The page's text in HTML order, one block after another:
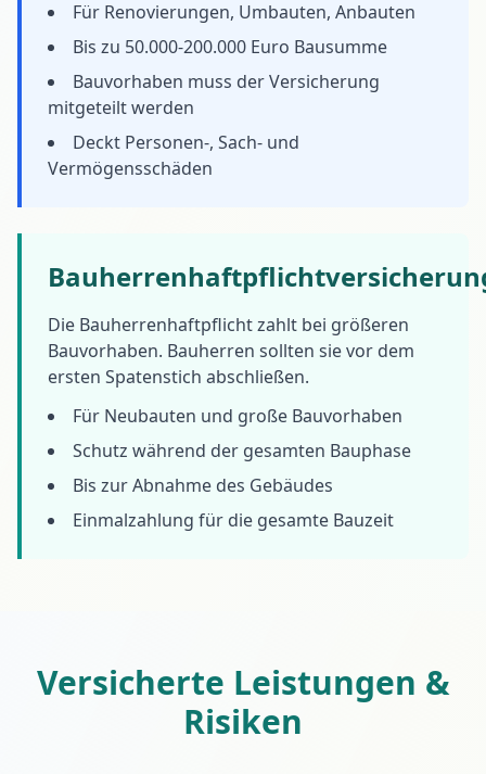
Für Renovierungen, Umbauten, Anbauten
Bis zu 50.000-200.000 Euro Bausumme
Bauvorhaben muss der Versicherung
mitgeteilt werden
Deckt Personen-, Sach- und
Vermögensschäden
Die Bauherrenhaftpflicht zahlt bei größeren
Bauvorhaben. Bauherren sollten sie vor dem
ersten Spatenstich abschließen.
Für Neubauten und große Bauvorhaben
Schutz während der gesamten Bauphase
Bis zur Abnahme des Gebäudes
Einmalzahlung für die gesamte Bauzeit
Versicherte Leistungen &
Risiken